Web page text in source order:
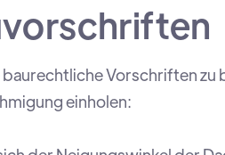
Vorschriften zu
einholen: